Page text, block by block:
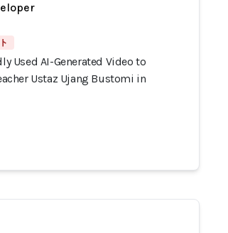
Used AI-Generated Video to
Ustaz Ujang Bustomi in